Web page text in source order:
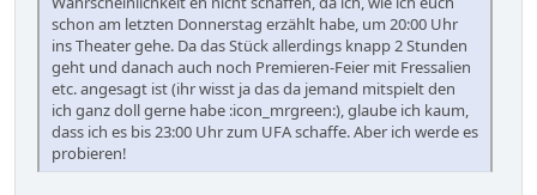
schon am letzten Donnerstag erzählt habe, um 20:00 Uhr
ins Theater gehe. Da das Stück allerdings knapp 2 Stunden
geht und danach auch noch Premieren-Feier mit Fressalien
etc. angesagt ist (ihr wisst ja das da jemand mitspielt den
ich ganz doll gerne habe :icon_mrgreen:), glaube ich kaum,
dass ich es bis 23:00 Uhr zum UFA schaffe. Aber ich werde es
probieren!